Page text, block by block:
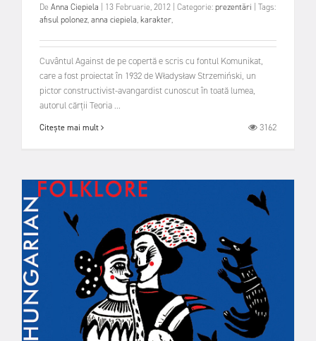
De Anna Ciepiela 13 Februarie, 2012 Categorie:prezentări
Tags:
afisul polonez,anna ciepiela,karakter,
Cuvântul Against de pe copertă e scris cu fontul Komunikat,
care a fost proiectat în 1932 de Władysław Strzemiński, un
pictor constructivist-avangardist cunoscut în toată lumea,
autorul cărții Teoria ...
Citește mai mult 3162